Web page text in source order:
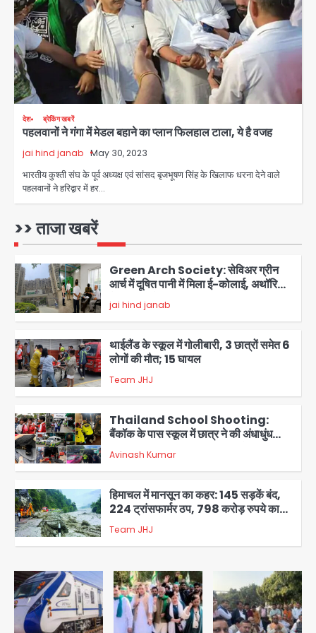
देश ब्रेकिंग खबरें
पहलवानों ने गंगा में मेडल बहाने का प्लान फिलहाल टाला, ये है वजह
jai hind janab May 30, 2023
भारतीय कुश्ती संघ के पूर्व अध्यक्ष एवं सांसद बृजभूषण सिंह के खिलाफ धरना देने वाले
पहलवानों ने हरिद्वार में हर…
>> ताजा खबरें
3 Team JHJ
4
Thailand School Shooting:
बैंकॉक के पास स्कूल में छात्र ने की अंधाधुंध
फायरिंग, हमलावर सहित सात की मौत, 15
घायल
Avinash Kumar
224 ट्रांसफार्मर ठप, 798 करोड़ रुपये का
नुकसान
Team JHJ
1
2
Green Arch Society: सेविअर ग्रीन
आर्च में दूषित पानी में मिला ई-कोलाई, अथॉरिटी
ने शुरू की सैंपलिंग जांच
jai hind janab
3
थाईलैंड के स्कूल में गोलीबारी, 3 छात्रों समेत 6
लोगों की मौत; 15 घायल
Team JHJ
4
Thailand School Shooting:
बैंकॉक के पास स्कूल में छात्र ने की अंधाधुंध
फायरिंग, हमलावर सहित सात की मौत, 15
घायल
Avinash Kumar
5
हिमाचल में मानसून का कहर: 145 सड़कें बंद,
224 ट्रांसफार्मर ठप, 798 करोड़ रुपये का
नुकसान
Team JHJ
1
Patna violence: पटना में सड़क हादसे में
युवक की मौत के बाद भड़की हिंसा, उपद्रवियों ने
फूंकीं 10 गाड़ियां, ट्रैफिक पोस्ट और स्लीपर
बस भी जलाई, NH-30 जाम
jai hind janab